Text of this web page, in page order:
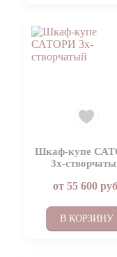
Шкаф-купе
3х-
от 55 600
В КОРЗИНУ